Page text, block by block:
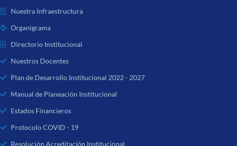
Nuestra Infraestructura
Organigrama
Directorio Institucional
Nuestros Docentes
Plan de Desarrollo Institucional 2022 - 2027
Manual de Planeación Institucional
Estados Financieros
Protocolo COVID - 19
Resolución Acreditación Institucional